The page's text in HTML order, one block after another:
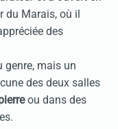
Marais, où il
des
mais un
des deux salles
ou dans des